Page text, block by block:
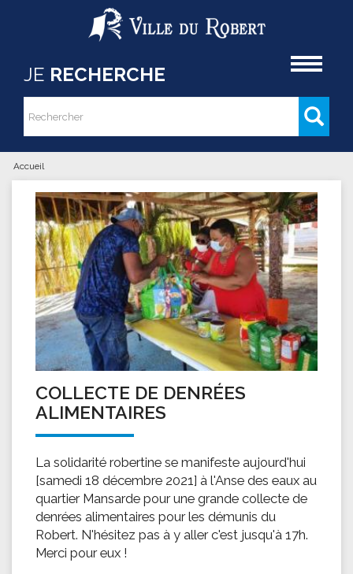
Aller au contenu principal
JE RECHERCHE
Formulaire de recherche
Rechercher
Vous êtes ici
Accueil
COLLECTE DE DENRÉES
ALIMENTAIRES
La solidarité robertine se manifeste aujourd'hui
[samedi 18 décembre 2021] à l'Anse des eaux au
quartier Mansarde pour une grande collecte de
denrées alimentaires pour les démunis du
Robert. N'hésitez pas à y aller c'est jusqu'à 17h.
Merci pour eux !